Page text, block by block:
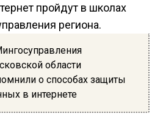
пройдут в школах
региона.
области
о способах защиты
в интернете